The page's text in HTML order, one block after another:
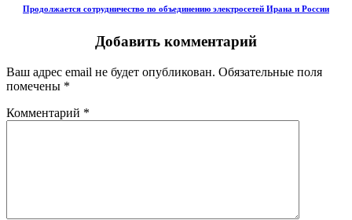
Продолжается сотрудничество по объединению электросетей Ирана и России
Добавить комментарий
Ваш адрес email не будет опубликован. Обязательные поля
помечены *
Комментарий *